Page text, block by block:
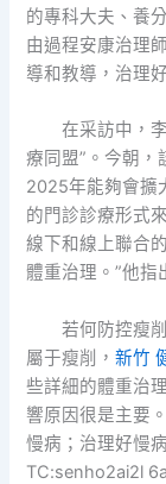
的專科大夫、養
由過程安康治理
導和教導，治理
在采訪中，
療同盟”。今朝，
2025年能夠會擴
的門診診療形式
線下和線上聯合
體重治理。”他指
若何防控瘦
屬于瘦削，新竹
些詳細的體重治
響原因很是主要
慢病；治理好慢
TC:senho2ai2l